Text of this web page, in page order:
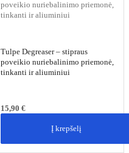
Tulpe Degreaser – stipraus
poveikio nuriebalinimo priemonė,
tinkanti ir aliuminiui
15,90 €
Į krepšelį